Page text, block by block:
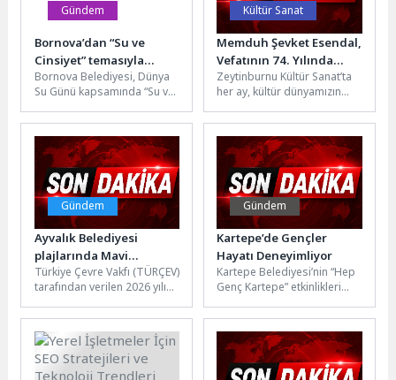
Gündem
Bornova’dan “Su ve
Cinsiyet” temasıyla
geleceğe mesaj
Bornova Belediyesi, Dünya
Su Günü kapsamında “Su ve
düzenlediği etkinlikte
öğrenciler, uzmanlar ve...
Kültür Sanat
Memduh Şevket Esendal,
Vefatının 74. Yılında
Zeytinburnu Kültür
Sanat’ta Anılıyor!
Zeytinburnu Kültür Sanat’ta
her ay, kültür dünyamızın
Edebiyat tarihimizin en
önemli yazarlarından...
Gündem
Ayvalık Belediyesi
plajlarında Mavi
Bayraklar göndere
çekildi
Türkiye Çevre Vakfı (TÜRÇEV)
tarafından verilen 2026 yılı
Ayvalık, Balıkesir'in en fazla...
Gündem
Kartepe’de Gençler
Hayatı Deneyimliyor
Kartepe Belediyesi’nin “Hep
Genç Kartepe” etkinlikleri
Gençlik ve Gelişim Kampı, ilk
dönemini sertifika...